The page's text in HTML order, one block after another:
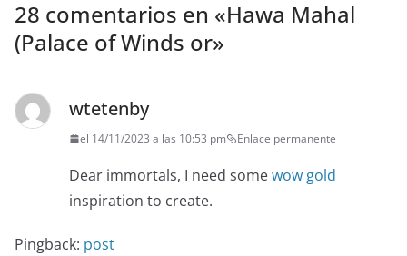
28 comentarios en «Hawa Mahal
(Palace of Winds or»
wtetenby
el 14/11/2023 a las 10:53 pm Enlace permanente
Dear immortals, I need somewow gold
inspiration to create.
Pingback: post